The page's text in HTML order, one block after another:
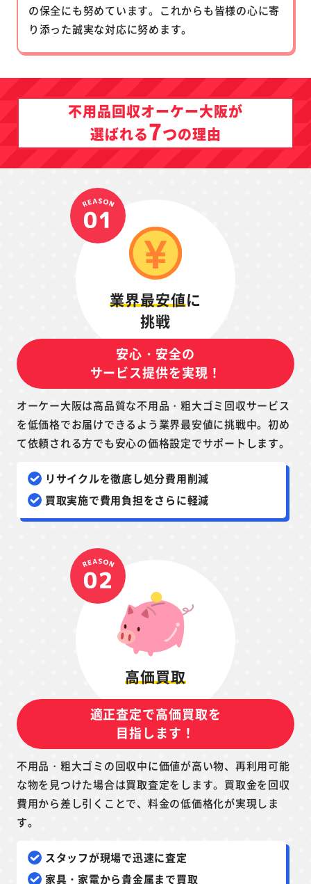
の保全にも努めています。これからも皆様の心に寄
り添った誠実な対応に努めます。
不用品回収オーケー大阪が
選ばれる7つの理由
業界最安値に
挑戦
安心・安全の
サービス提供を実現！
オーケー大阪は高品質な不用品・粗大ゴミ回収サービス
を低価格でお届けできるよう業界最安値に挑戦中。初め
て依頼される方でも安心の価格設定でサポートします。
リサイクルを徹底し処分費用削減
買取実施で費用負担をさらに軽減
高価買取
適正査定で高価買取を
目指します！
不用品・粗大ゴミの回収中に価値が高い物、再利用可能
な物を見つけた場合は買取査定をします。買取金を回収
費用から差し引くことで、料金の低価格化が実現しま
す。
スタッフが現場で迅速に査定
家具・家電から貴金属まで買取